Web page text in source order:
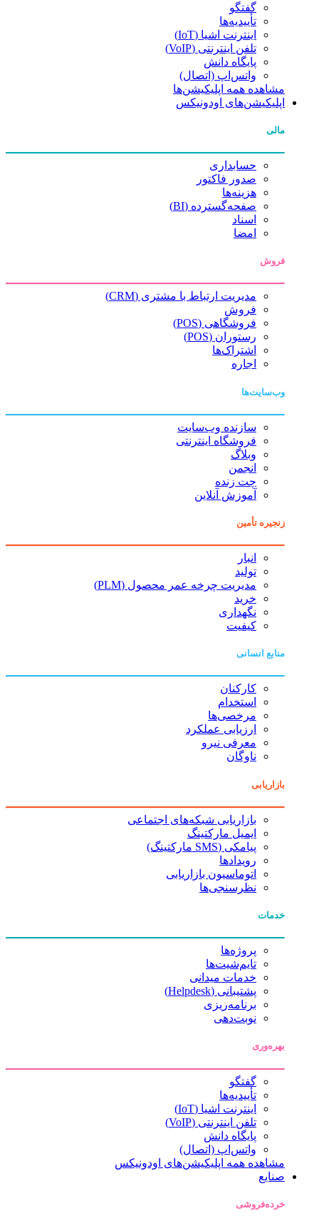
گفتگو
تأییدیه‌ها
اینترنت اشیا (IoT)
تلفن اینترنتی (VoIP)
پایگاه دانش
واتس‌اپ (اتصال)
مشاهده همه اپلیکیشن‌ها
اپلیکیشن‌های اودونیکس
مالی
حسابداری
صدور فاکتور
هزینه‌ها
صفحه‌گسترده (BI)
اسناد
امضا
فروش
مدیریت ارتباط با مشتری (CRM)
فروش
فروشگاهی (POS)
رستوران (POS)
اشتراک‌ها
اجاره
وب‌سایت‌ها
سازنده وب‌سایت
فروشگاه اینترنتی
وبلاگ
انجمن
چت زنده
آموزش آنلاین
زنجیره تأمین
انبار
تولید
مدیریت چرخه عمر محصول (PLM)
خرید
نگهداری
کیفیت
منابع انسانی
کارکنان
استخدام
مرخصی‌ها
ارزیابی عملکرد
معرفی نیرو
ناوگان
بازاریابی
بازاریابی شبکه‌های اجتماعی
ایمیل مارکتینگ
پیامکی (SMS مارکتینگ)
رویدادها
اتوماسیون بازاریابی
نظرسنجی‌ها
خدمات
پروژه‌ها
تایم‌شیت‌ها
خدمات میدانی
پشتیبانی (Helpdesk)
برنامه‌ریزی
نوبت‌دهی
بهره‌وری
گفتگو
تأییدیه‌ها
اینترنت اشیا (IoT)
تلفن اینترنتی (VoIP)
پایگاه دانش
واتس‌اپ (اتصال)
مشاهده همه اپلیکیشن‌های اودونیکس
صنایع
خرده‌فروشی